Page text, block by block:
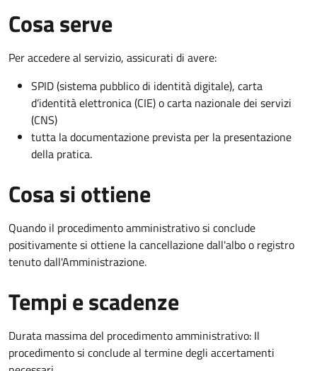
Cosa serve
Per accedere al servizio, assicurati di avere:
SPID (sistema pubblico di identità digitale), carta
d’identità elettronica (CIE) o carta nazionale dei servizi
(CNS)
tutta la documentazione prevista per la presentazione
della pratica.
Cosa si ottiene
Quando il procedimento amministrativo si conclude
positivamente si ottiene la cancellazione dall'albo o registro
tenuto dall'Amministrazione.
Tempi e scadenze
Durata massima del procedimento amministrativo: Il
procedimento si conclude al termine degli accertamenti